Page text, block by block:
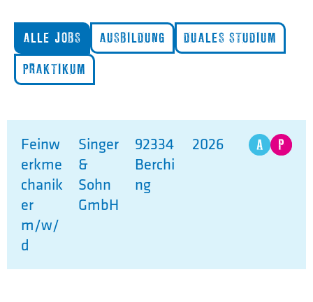
ALLE JOBS AUSBILDUNG
DUALES STUDIUM
PRAKTIKUM
Feinw
erkme
chanik
er
m/w/
d
Singer
&
Sohn
GmbH
92334
Berchi
ng
2026